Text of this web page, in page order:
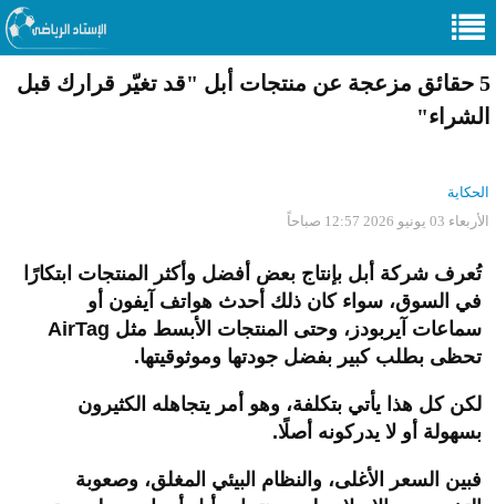
5 حقائق مزعجة عن منتجات أبل "قد تغيّر قرارك قبل
الشراء"
الحكاية
الأربعاء 03 يونيو 2026 12:57 صباحاً
تُعرف شركة أبل بإنتاج بعض أفضل وأكثر المنتجات ابتكارًا
في السوق، سواء كان ذلك أحدث هواتف آيفون أو
سماعات آيربودز، وحتى المنتجات الأبسط مثل AirTag
تحظى بطلب كبير بفضل جودتها وموثوقيتها.
لكن كل هذا يأتي بتكلفة، وهو أمر يتجاهله الكثيرون
بسهولة أو لا يدركونه أصلًا.
فبين السعر الأغلى، والنظام البيئي المغلق، وصعوبة